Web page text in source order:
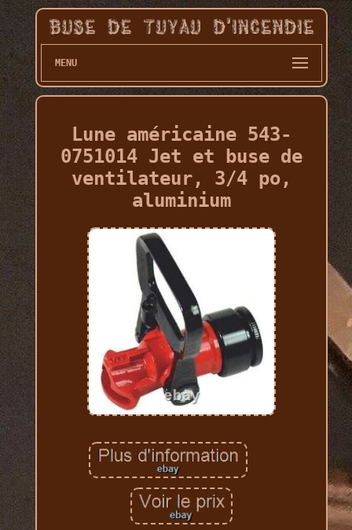
MENU
Lune américaine 543-
0751014 Jet et buse de
ventilateur, 3/4 po,
aluminium